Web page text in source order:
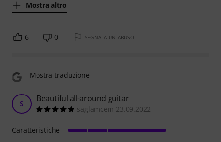
Mostra altro
6 0 SEGNALA UN ABUSO
Mostra traduzione
S Beautiful all-around guitar
saglamcem 23.09.2022
Caratteristiche